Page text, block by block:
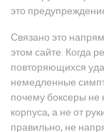
это
Связано это
этом сайте. Когда
повторяющихся
немедленные
почемубоксеры не
корпуса, а не от
правильно, не